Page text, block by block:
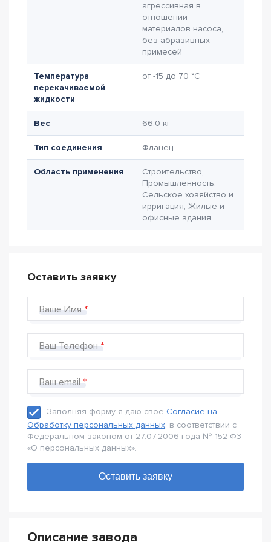
агрессивная в
отношении
материалов насоса,
без абразивных
примесей
Температура
перекачиваемой
жидкости
от -15 до 70 °C
Вес 66.0 кг
Тип соединения Фланец
Область применения
Строительство,
Промышленность,
Сельское хозяйство и
ирригация, Жилые и
офисные здания
Оставить заявку
Ваше Имя
Ваш Телефон
Ваш email
Заполняя форму я даю своё Согласие на
Обработку персональных данных, в соответствии с
Федеральном законом от 27.07.2006 года № 152-Ф3
«О персональных данных».
Описание завода